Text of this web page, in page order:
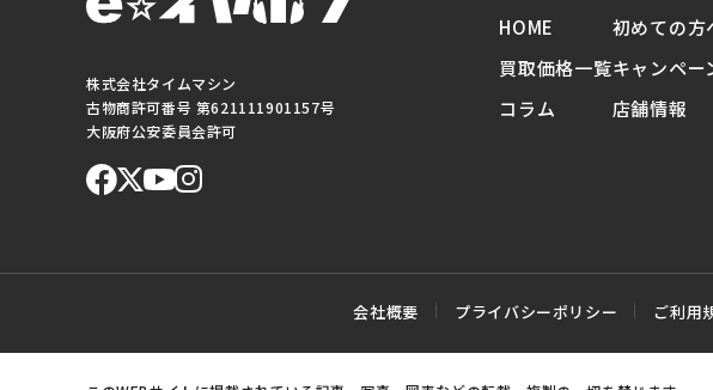
株式会社タイムマシン
古物商許可番号 第621111901157号
大阪府公安委員会許可
HOME
買取価格一覧
コラム
初めての方
キャンペー
店舗情報
会社概要 プライバシーポリシー ご利用